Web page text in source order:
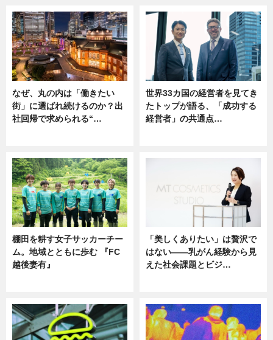
なぜ、丸の内は「働きたい
街」に選ばれ続けるのか？出
社回帰で求められる“…
世界33カ国の経営者を見てき
たトップが語る、「成功する
経営者」の共通点…
棚田を耕す女子サッカーチー
ム。地域とともに歩む 『FC
越後妻有』
「美しくありたい」は贅沢で
はない――乳がん経験から見
えた社会課題とビジ…